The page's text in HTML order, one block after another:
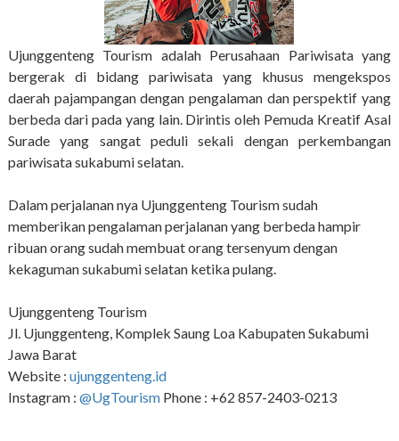
Ujunggenteng Tourism adalah Perusahaan Pariwisata yang
bergerak di bidang pariwisata yang khusus mengekspos
daerah pajampangan dengan pengalaman dan perspektif yang
berbeda dari pada yang lain. Dirintis oleh Pemuda Kreatif Asal
Surade yang sangat peduli sekali dengan perkembangan
pariwisata sukabumi selatan.
Dalam perjalanan nya Ujunggenteng Tourism sudah
memberikan pengalaman perjalanan yang berbeda hampir
ribuan orang sudah membuat orang tersenyum dengan
kekaguman sukabumi selatan ketika pulang.
Ujunggenteng Tourism
Jl. Ujunggenteng, Komplek Saung Loa Kabupaten Sukabumi
Jawa Barat
Website : ujunggenteng.id
Instagram : @UgTourismPhone : +62 857-2403-0213